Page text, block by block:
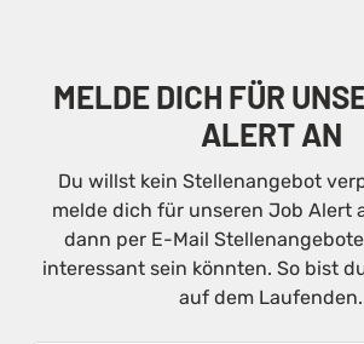
MELDE DICH FÜR
ALERT AN
Du willst kein Stellenangebot
melde dich für unseren Job Alert
dann per E-Mail
interessant sein könnten. So bist
auf dem Laufenden.